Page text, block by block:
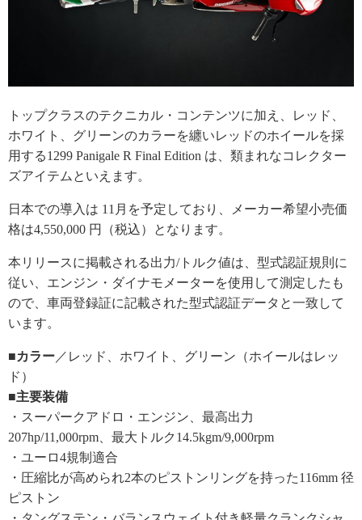
トップクラスのテクニカル・コンテンツに加え、レッド、
ホワイト、グリーンのカラーを纏いレッドのホイールを採
用する1299 Panigale R Final Edition は、類まれなコレクター
ズアイテムといえます。
日本での導入は 11月を予定しており、メーカー希望小売価
格は4,550,000 円（税込）となります。
本リリースに掲載される出力/トルク値は、型式認証規則に
従い、エンジン・ダイナモメーターを使用して測定したも
ので、車両登録証に記載された型式認証データと一致して
います。
■カラー ／レッド、ホワイト、グリーン（ホイールはレッ
ド）
■主要装備
・スーパークアドロ・エンジン、最高出力
207hp/11,000rpm、最大トルク14.5kgm/9,000rpm
・ユーロ4規制適合
・圧縮比が高められ2本のピストンリングを持った116mm 径
ピストン